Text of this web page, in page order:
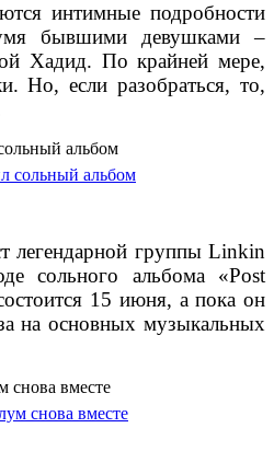
интимные подробности
бывшими девушками –
Хадид. По крайней мере,
Но, если разобраться, то,
альбом
легендарной группы Linkin
сольного альбома «Post
15 июня, а пока он
на основных музыкальных
снова вместе